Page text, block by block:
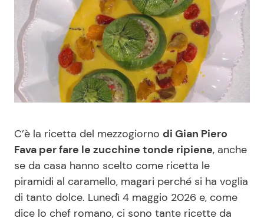
News Spettacolo
Benessere
Casa
Mondo Mamma
News benessere
Cucina e Ricette
Consigli di Cucina
Le Ricette in TV
Primi Piatti
C’è la ricetta del mezzogiorno di Gian Piero
Fava per fare le zucchine tonde ripiene, anche
se da casa hanno scelto come ricetta le
piramidi al caramello, magari perché si ha voglia
di tanto dolce. Lunedì 4 maggio 2026 e, come
dice lo chef romano, ci sono tante ricette da